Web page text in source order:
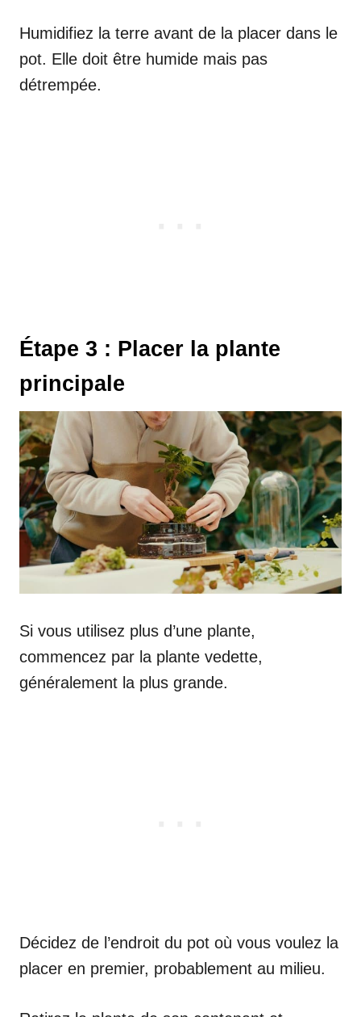
Humidifiez la terre avant de la placer dans le
pot. Elle doit être humide mais pas
détrempée.
Étape 3 : Placer la plante
principale
Si vous utilisez plus d’une plante,
commencez par la plante vedette,
généralement la plus grande.
Décidez de l’endroit du pot où vous voulez la
placer en premier, probablement au milieu.